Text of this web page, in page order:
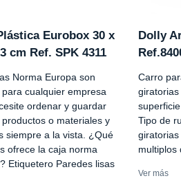
Eurobox 30 x
cm Ref. SPK 4311
Norma Europa son
para cualquier empresa
ordenar y guardar
productos o materiales y
siempre a la vista. ¿Qué
ofrece la caja norma
Etiquetero Paredes lisas
Dolly
Carro
Tipo de
multiplos
Ver más